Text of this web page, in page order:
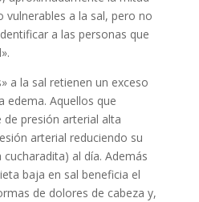
a la sal, pero no
a las personas que
a la sal retienen un exceso
edema. Aquellos que
presión arterial alta
arterial reduciendo su
al día. Además
baja en sal beneficia el
de dolores de cabeza y,